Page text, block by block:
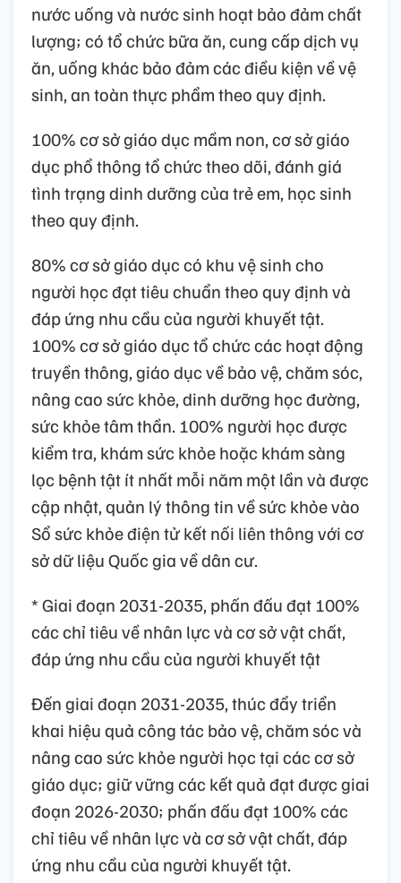
nước uống và nước sinh hoạt bảo đảm chất
lượng; có tổ chức bữa ăn, cung cấp dịch vụ
ăn, uống khác bảo đảm các điều kiện về vệ
sinh, an toàn thực phẩm theo quy định.
100% cơ sở giáo dục mầm non, cơ sở giáo
dục phổ thông tổ chức theo dõi, đánh giá
tình trạng dinh dưỡng của trẻ em, học sinh
theo quy định.
80% cơ sở giáo dục có khu vệ sinh cho
người học đạt tiêu chuẩn theo quy định và
đáp ứng nhu cầu của người khuyết tật.
100% cơ sở giáo dục tổ chức các hoạt động
truyền thông, giáo dục về bảo vệ, chăm sóc,
nâng cao sức khỏe, dinh dưỡng học đường,
sức khỏe tâm thần. 100% người học được
kiểm tra, khám sức khỏe hoặc khám sàng
lọc bệnh tật ít nhất mỗi năm một lần và được
cập nhật, quản lý thông tin về sức khỏe vào
Sổ sức khỏe điện tử kết nối liên thông với cơ
sở dữ liệu Quốc gia về dân cư.
* Giai đoạn 2031-2035, phấn đấu đạt 100%
các chỉ tiêu về nhân lực và cơ sở vật chất,
đáp ứng nhu cầu của người khuyết tật
Đến giai đoạn 2031-2035, thúc đẩy triển
khai hiệu quả công tác bảo vệ, chăm sóc và
nâng cao sức khỏe người học tại các cơ sở
giáo dục; giữ vững các kết quả đạt được giai
đoạn 2026-2030; phấn đấu đạt 100% các
chỉ tiêu về nhân lực và cơ sở vật chất, đáp
ứng nhu cầu của người khuyết tật.